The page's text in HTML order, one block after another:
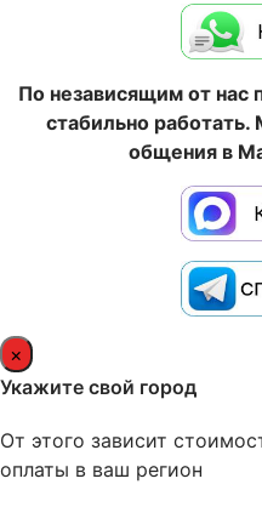
По независящим от нас
стабильно
общения в
×
Укажите свой город
От этого зависит
оплаты в ваш регион